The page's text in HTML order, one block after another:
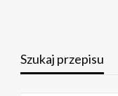
Szukaj przepisu